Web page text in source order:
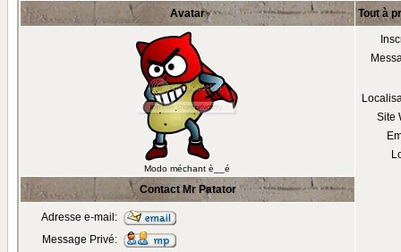
Avatar Tout à
Modo méchant è__é
Site
Contact Mr Patator
Adresse e-mail:
Message Privé: